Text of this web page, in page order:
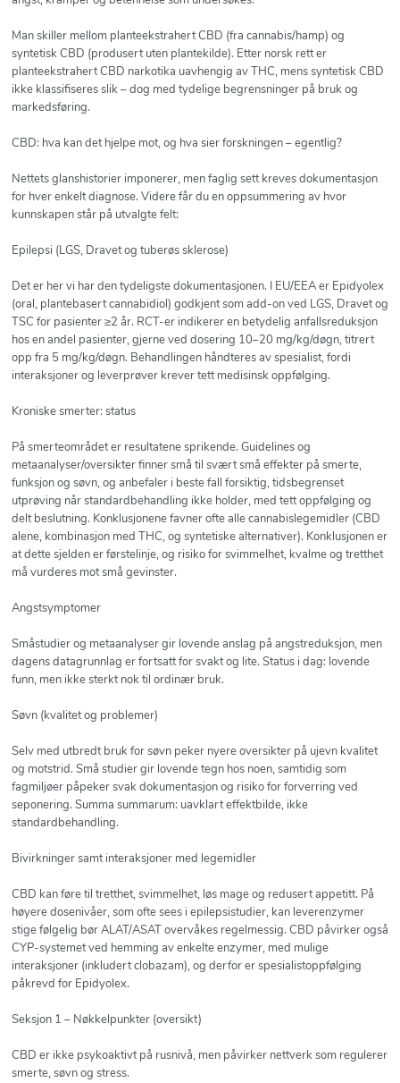
Man skiller mellom planteekstrahert CBD (fra cannabis/hamp) og
syntetisk CBD (produsert uten plantekilde). Etter norsk rett er
planteekstrahert CBD narkotika uavhengig av THC, mens syntetisk CBD
ikke klassifiseres slik – dog med tydelige begrensninger på bruk og
markedsføring.
CBD: hva kan det hjelpe mot, og hva sier forskningen – egentlig?
Nettets glanshistorier imponerer, men faglig sett kreves dokumentasjon
for hver enkelt diagnose. Videre får du en oppsummering av hvor
kunnskapen står på utvalgte felt:
Epilepsi (LGS, Dravet og tuberøs sklerose)
Det er her vi har den tydeligste dokumentasjonen. I EU/EEA er Epidyolex
(oral, plantebasert cannabidiol) godkjent som add-on ved LGS, Dravet og
TSC for pasienter ≥2 år. RCT-er indikerer en betydelig anfallsreduksjon
hos en andel pasienter, gjerne ved dosering 10–20 mg/kg/døgn, titrert
opp fra 5 mg/kg/døgn. Behandlingen håndteres av spesialist, fordi
interaksjoner og leverprøver krever tett medisinsk oppfølging.
Kroniske smerter: status
På smerteområdet er resultatene sprikende. Guidelines og
metaanalyser/oversikter finner små til svært små effekter på smerte,
funksjon og søvn, og anbefaler i beste fall forsiktig, tidsbegrenset
utprøving når standardbehandling ikke holder, med tett oppfølging og
delt beslutning. Konklusjonene favner ofte alle cannabislegemidler (CBD
alene, kombinasjon med THC, og syntetiske alternativer). Konklusjonen er
at dette sjelden er førstelinje, og risiko for svimmelhet, kvalme og tretthet
må vurderes mot små gevinster.
Angstsymptomer
Småstudier og metaanalyser gir lovende anslag på angstreduksjon, men
dagens datagrunnlag er fortsatt for svakt og lite. Status i dag: lovende
funn, men ikke sterkt nok til ordinær bruk.
Søvn (kvalitet og problemer)
Selv med utbredt bruk for søvn peker nyere oversikter på ujevn kvalitet
og motstrid. Små studier gir lovende tegn hos noen, samtidig som
fagmiljøer påpeker svak dokumentasjon og risiko for forverring ved
seponering. Summa summarum: uavklart effektbilde, ikke
standardbehandling.
Bivirkninger samt interaksjoner med legemidler
CBD kan føre til tretthet, svimmelhet, løs mage og redusert appetitt. På
høyere dosenivåer, som ofte sees i epilepsistudier, kan leverenzymer
stige følgelig bør ALAT/ASAT overvåkes regelmessig. CBD påvirker også
CYP-systemet ved hemming av enkelte enzymer, med mulige
interaksjoner (inkludert clobazam), og derfor er spesialistoppfølging
påkrevd for Epidyolex.
Seksjon 1 – Nøkkelpunkter (oversikt)
CBD er ikke psykoaktivt på rusnivå, men påvirker nettverk som regulerer
smerte, søvn og stress.